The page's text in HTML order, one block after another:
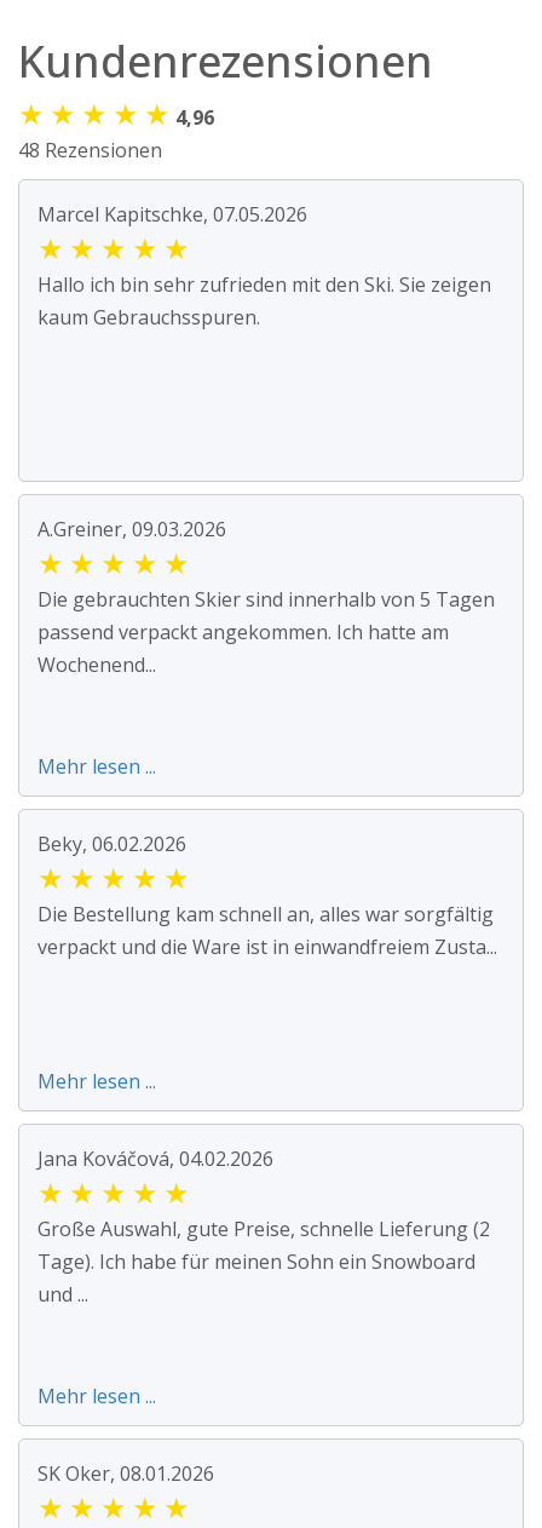
Kundenrezensionen
★ ★ ★ ★ ★ 4,96
48 Rezensionen
Marcel Kapitschke, 07.05.2026
★ ★ ★ ★ ★
Hallo ich bin sehr zufrieden mit den Ski. Sie zeigen
kaum Gebrauchsspuren.
A.Greiner, 09.03.2026
★ ★ ★ ★ ★
Die gebrauchten Skier sind innerhalb von 5 Tagen
passend verpackt angekommen. Ich hatte am
Wochenend...
Mehr lesen ...
Beky, 06.02.2026
★ ★ ★ ★ ★
Die Bestellung kam schnell an, alles war sorgfältig
verpackt und die Ware ist in einwandfreiem Zusta...
Mehr lesen ...
Jana Kováčová, 04.02.2026
★ ★ ★ ★ ★
Große Auswahl, gute Preise, schnelle Lieferung (2
Tage). Ich habe für meinen Sohn ein Snowboard
und ...
Mehr lesen ...
SK Oker, 08.01.2026
★ ★ ★ ★ ★